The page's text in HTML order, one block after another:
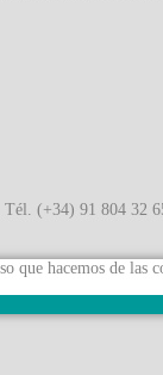
(+34) 91 804 32
que hacemos de las